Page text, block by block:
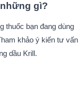
gì?
thuốc bạn đang dùng
khảo ý kiến tư vấn
dầu Krill.